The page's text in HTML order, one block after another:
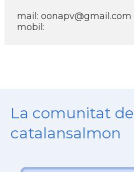
mail: oonapv@gmail.com
mobil:
La comunitat de
catalansalmon